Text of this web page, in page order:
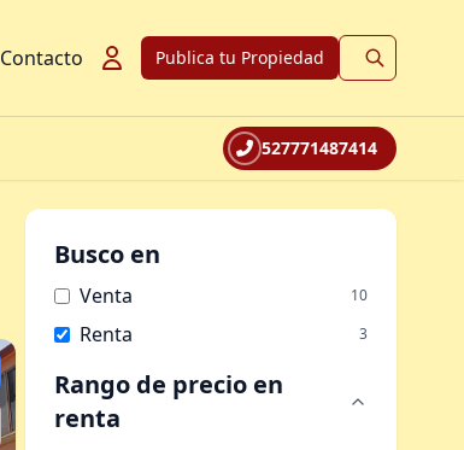
Contacto Publica tu Propiedad
527771487414
Busco en
Venta 10
Renta 3
Rango de precio en
renta